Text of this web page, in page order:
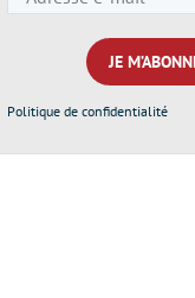
e-
mail
*
Politique de confidentialité